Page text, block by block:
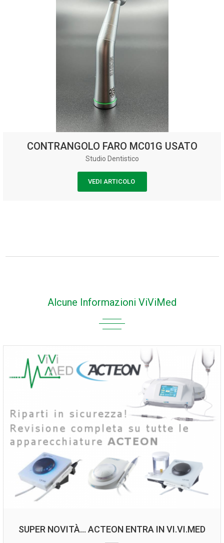
CONTRANGOLO FARO MC01G USATO
Studio Dentistico
VEDI ARTICOLO
Alcune Informazioni ViViMed
SUPER NOVITÀ… ACTEON ENTRA IN VI.VI.MED